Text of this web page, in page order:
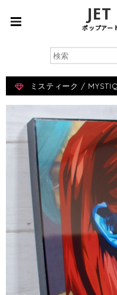
ポップアー
ミスティーク /